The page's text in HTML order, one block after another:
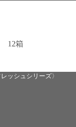
12箱
ッシュシリーズ〉